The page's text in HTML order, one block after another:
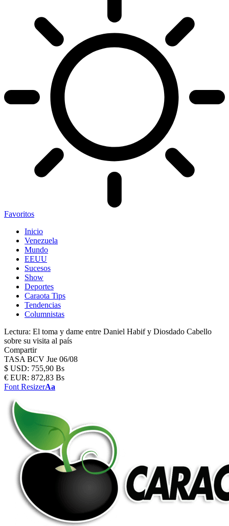
Favoritos
Inicio
Venezuela
Mundo
EEUU
Sucesos
Show
Deportes
Caraota Tips
Tendencias
Columnistas
Lectura: El toma y dame entre Daniel Habif y Diosdado Cabello
sobre su visita al país
Compartir
TASA BCV Jue 06/08
$ USD: 755,90 Bs
€ EUR: 872,83 Bs
Font ResizerAa